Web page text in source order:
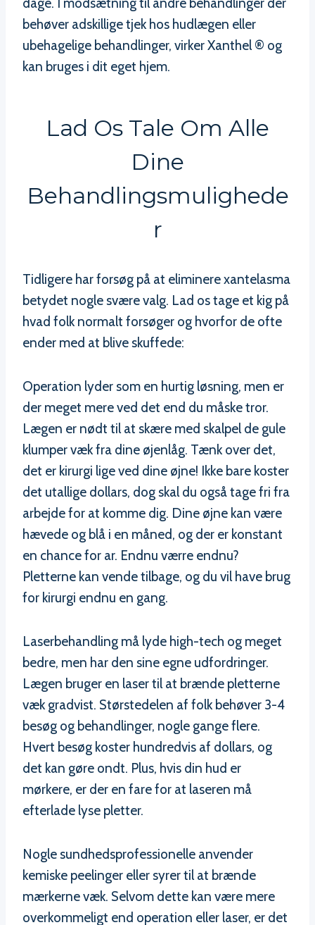
dage. I modsætning til andre behandlinger der
behøver adskillige tjek hos hudlægen eller
ubehagelige behandlinger, virker Xanthel ® og
kan bruges i dit eget hjem.
Lad Os Tale Om Alle
Dine
Behandlingsmulighede
R
Tidligere har forsøg på at eliminere xantelasma
betydet nogle svære valg. Lad os tage et kig på
hvad folk normalt forsøger og hvorfor de ofte
ender med at blive skuffede:
Operation lyder som en hurtig løsning, men er
der meget mere ved det end du måske tror.
Lægen er nødt til at skære med skalpel de gule
klumper væk fra dine øjenlåg. Tænk over det,
det er kirurgi lige ved dine øjne! Ikke bare koster
det utallige dollars, dog skal du også tage fri fra
arbejde for at komme dig. Dine øjne kan være
hævede og blå i en måned, og der er konstant
en chance for ar. Endnu værre endnu?
Pletterne kan vende tilbage, og du vil have brug
for kirurgi endnu en gang.
Laserbehandling må lyde high-tech og meget
bedre, men har den sine egne udfordringer.
Lægen bruger en laser til at brænde pletterne
væk gradvist. Størstedelen af folk behøver 3-4
besøg og behandlinger, nogle gange flere.
Hvert besøg koster hundredvis af dollars, og
det kan gøre ondt. Plus, hvis din hud er
mørkere, er der en fare for at laseren må
efterlade lyse pletter.
Nogle sundhedsprofessionelle anvender
kemiske peelinger eller syrer til at brænde
mærkerne væk. Selvom dette kan være mere
overkommeligt end operation eller laser, er det